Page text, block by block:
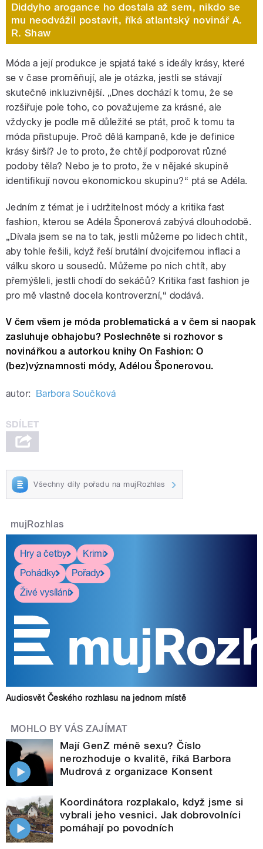
Diddyho arogance ho dostala až sem, nikdo se
mu neodvážil postavit, říká atlantský novinář A.
R. Shaw
Móda a její produkce je spjatá také s ideály krásy, které
se v čase proměňují, ale je otázka, jestli se stávají
skutečně inkluzivnější. „Dnes dochází k tomu, že se
rozšiřuje pole toho, co považujeme za krásné, ale
vždycky je podle mě důležité se ptát, proč k tomu ta
móda přistupuje. Proč dělá kampaně, kde je definice
krásy širší? Je to proto, že chtějí podporovat různé
podoby těla? Nebo je to proto, že v nějaké skupině
identifikují novou ekonomickou skupinu?“ ptá se Adéla.
Jedním z témat je i udržitelnost módy a kritika fast
fashion, kterou se Adéla Šponerová zabývá dlouhodobě.
„Dívala jsem se na to tak, jestli můžeme po lidech chtít,
aby tohle řešili, když řeší brutální dvojcifernou inflaci a
válku skoro u sousedů. Můžeme po nich chtít, aby
přemýšleli, jestli chodí do sekáčů? Kritika fast fashion je
pro mě vlastně docela kontroverzní,“ dodává.
V čem všem je móda problematická a v čem si naopak
zasluhuje obhajobu? Poslechněte si rozhovor s
novinářkou a autorkou knihy On Fashion: O
(bez)významnosti módy, Adélou Šponerovou.
autor: Barbora Součková
Všechny díly pořadu na mujRozhlas
mujRozhlas
Hry a četby
Krimi
Pohádky
Pořady
Živé vysílání
Audiosvět Českého rozhlasu na jednom místě
MOHLO BY VÁS ZAJÍMAT
Mají GenZ méně sexu? Číslo
nerozhoduje o kvalitě, říká Barbora
Mudrová z organizace Konsent
Koordinátora rozplakalo, když jsme si
vybrali jeho vesnici. Jak dobrovolníci
pomáhají po povodních